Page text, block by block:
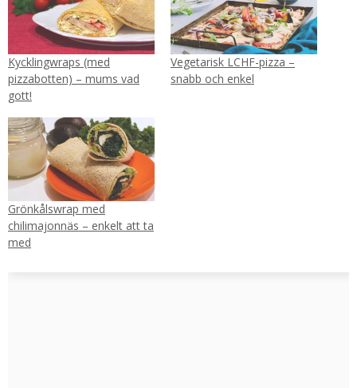
Kycklingwraps (med
pizzabotten) – mums vad
gott!
Vegetarisk LCHF-pizza –
snabb och enkel
Grönkålswrap med
chilimajonnäs – enkelt att ta
med